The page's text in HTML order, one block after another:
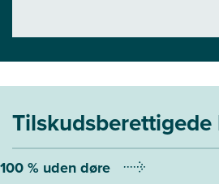
Tilskudsberettigede
100 % uden døre